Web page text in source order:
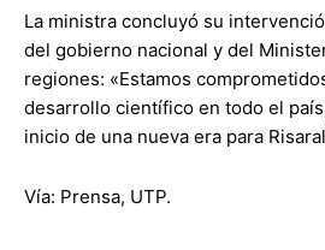
La ministra concluyó su
del gobierno nacional y del
regiones: «Estamos
desarrollo científico en todo el
inicio de una nueva era para
Vía: Prensa, UTP.